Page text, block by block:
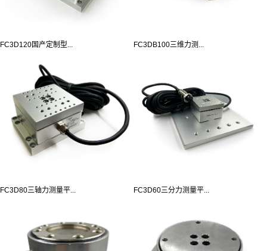
FC3D120国产定制型... FC3DB100三维力测...
FC3D80三轴力测量平... FC3D60三分力测量平...